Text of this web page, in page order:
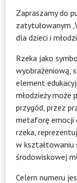
Zapraszamy do
zatytułowanym
dla dzieci i
Rzeka jako
wyobrażeniową,
element
młodzieży może
przygód, przez
metaforę emocji
rzeka,
w kształtowaniu
środowiskowej
Celem numeru